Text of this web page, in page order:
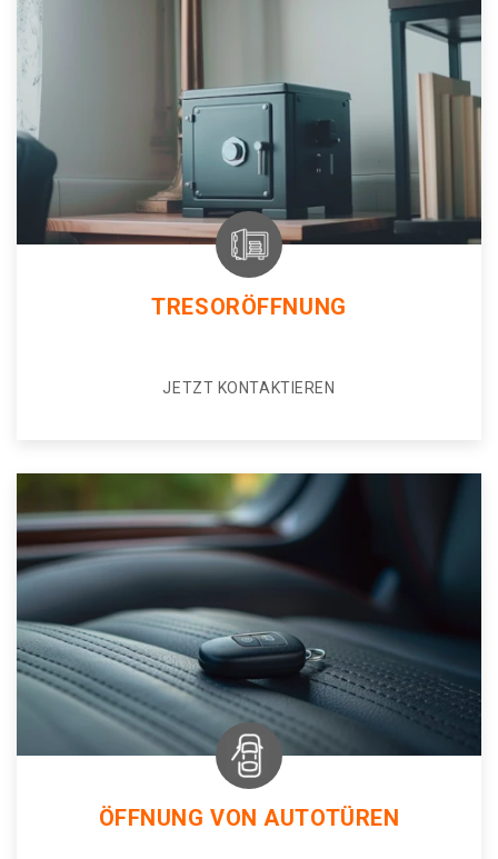
TRESORÖFFNUNG
JETZT KONTAKTIEREN
ÖFFNUNG VON AUTOTÜREN